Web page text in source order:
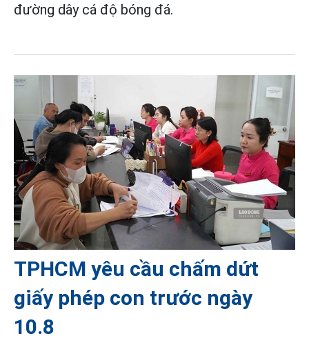
đường dây cá độ bóng đá.
TPHCM yêu cầu chấm dứt
giấy phép con trước ngày
10.8